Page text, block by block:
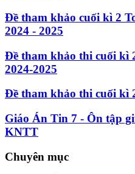
Đề tham khảo cuối kì 2
2024 - 2025
Đề tham khảo thi cuối kì
2024-2025
Đề tham khảo thi cuối kì
Giáo Án Tin 7 - Ôn tập
KNTT
Chuyên mục